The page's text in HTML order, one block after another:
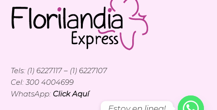
Tels: (1) 6227117 – (1) 6227107
Cel: 300 4004699
WhatsApp: Click Aquí